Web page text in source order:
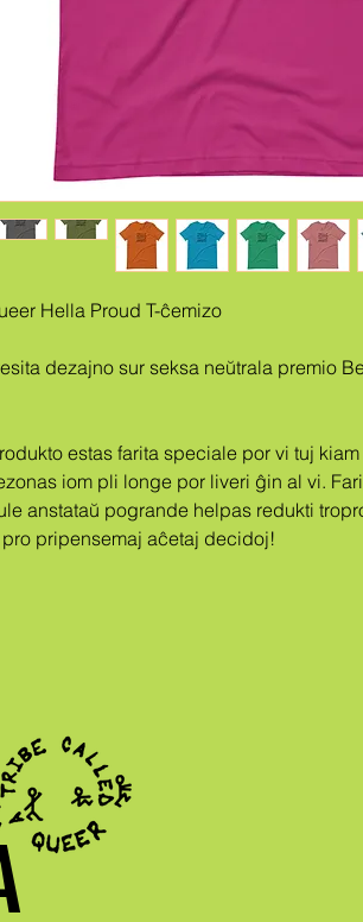
Hella Proud T-ĉemizo
iom pli longe por liveri ĝin al vi.
anstataŭ pogrande helpas redukti
pripensemaj aĉetaj decidoj!